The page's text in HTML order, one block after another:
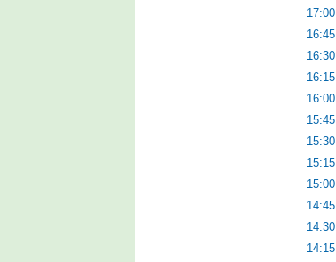
17:00
16:45
16:30
16:15
16:00
15:45
15:30
15:15
15:00
14:45
14:30
14:15